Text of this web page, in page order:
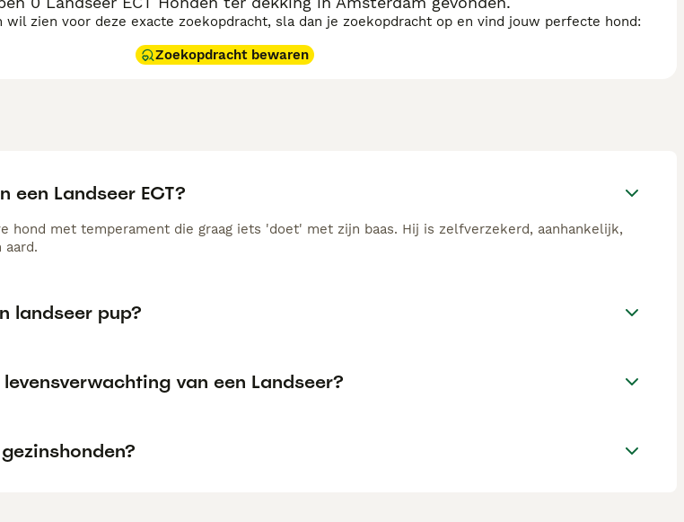
zien voor deze exacte zoekopdracht, sla dan je zoekopdracht op en vind jouw perfecte hond:
Zoekopdracht bewaren
een Landseer ECT?
hond met temperament die graag iets 'doet' met zijn baas. Hij is zelfverzekerd, aanhankelijk,
aard.
landseer pup?
van een Landseer?